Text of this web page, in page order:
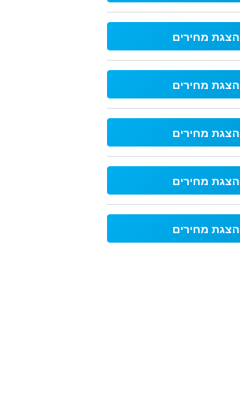
הצגת מחירים
הצגת מחירים
הצגת מחירים
הצגת מחירים
הצגת מחירים